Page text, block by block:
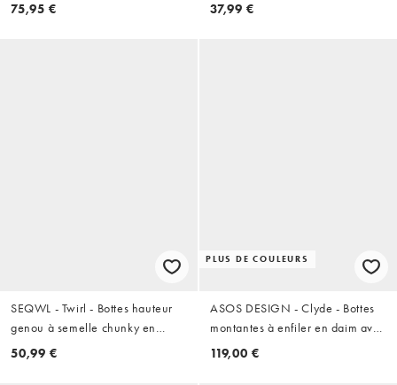
75,95 €
37,99 €
SEQWL - Twirl - Bottes hauteur
genou à semelle chunky en
imitation daim - Marron chocolat
50,99 €
PLUS DE COULEURS
ASOS DESIGN - Clyde - Bottes
montantes à enfiler en daim avec
bout rond - Chocolat
119,00 €